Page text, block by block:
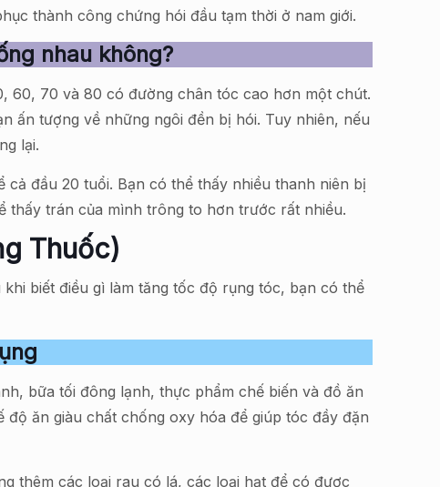
thành công chứng hói đầu tạm thời ở nam giới.
nhau không?
60, 70 và 80 có đường chân tóc cao hơn một chút.
ấn tượng về những ngôi đền bị hói. Tuy nhiên, nếu
lại.
đầu 20 tuổi. Bạn có thể thấy nhiều thanh niên bị
thấy trán của mình trông to hơn trước rất nhiều.
Thuốc)
biết điều gì làm tăng tốc độ rụng tóc, bạn có thể
bữa tối đông lạnh, thực phẩm chế biến và đồ ăn
ăn giàu chất chống oxy hóa để giúp tóc đầy đặn
thêm các loại rau có lá, các loại hạt để có được